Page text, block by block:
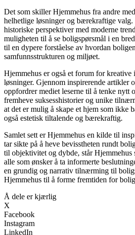
Det som skiller Hjemmehus fra andre
helhetlige løsninger og bærekraftige valg.
historiske perspektiver med moderne
muligheten til å se boligspørsmål i en
til en dypere forståelse av hvordan
samfunnsstrukturen og miljøet.
Hjemmehus er også et forum for kreative
løsninger. Gjennom inspirerende artikler
oppfordrer mediet leserne til å tenke nytt
fremheve suksesshistorier og unike
at det er mulig å skape et hjem som ikke
også estetisk tiltalende og bærekraftig.
Samlet sett er Hjemmehus en kilde til
tar sikte på å heve bevisstheten rundt
til objektivitet og dybde, står Hjemmehus
alle som ønsker å ta informerte
en grundig og narrativ tilnærming til
Hjemmehus til å forme fremtiden for
Å dele er kjærlig
X
Facebook
Instagram
LinkedIn